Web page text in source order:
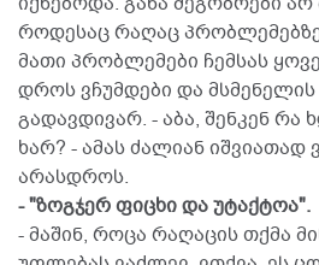
როდესაც რაღაც
მათი პრობლემები ჩემსას
დროს ვჩუმდები და მსმენელის
გადავდივარ. - აბა, შენკენ რა
ხარ? - ამას ძალიან იშვიათად
არასდროს.
- "ზოგჯერ ფიცხი და უტაქტოა".
- მაშინ, როცა რაღაცის თქმა